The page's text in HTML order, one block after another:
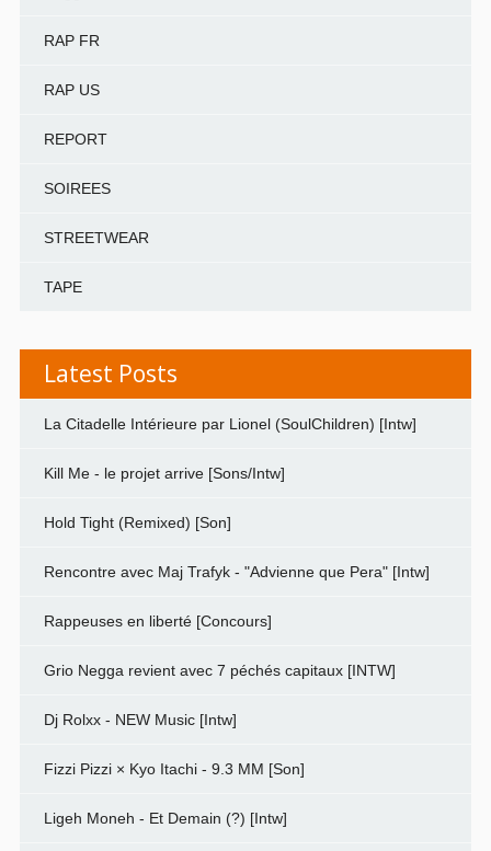
RAP FR
RAP US
REPORT
SOIREES
STREETWEAR
TAPE
Latest Posts
La Citadelle Intérieure par Lionel (SoulChildren) [Intw]
Kill Me - le projet arrive [Sons/Intw]
Hold Tight (Remixed) [Son]
Rencontre avec Maj Trafyk - "Advienne que Pera" [Intw]
Rappeuses en liberté [Concours]
Grio Negga revient avec 7 péchés capitaux [INTW]
Dj Rolxx - NEW Music [Intw]
Fizzi Pizzi × Kyo Itachi - 9.3 MM [Son]
Ligeh Moneh - Et Demain (?) [Intw]